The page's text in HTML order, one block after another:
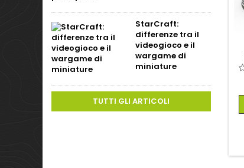
StarCraft:
differenze tra il
videogioco e il
wargame di
miniature
TUTTI GLI ARTICOLI